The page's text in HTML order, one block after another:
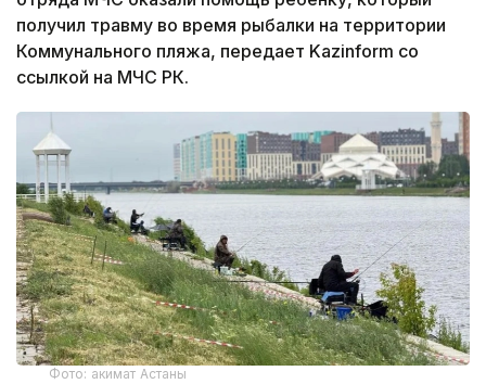
получил травму во время рыбалки на территории
Коммунального пляжа, передает Kazinform со
ссылкой на МЧС РК.
Фото: акимат Астаны